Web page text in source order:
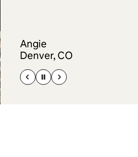
Angie
Denver, CO